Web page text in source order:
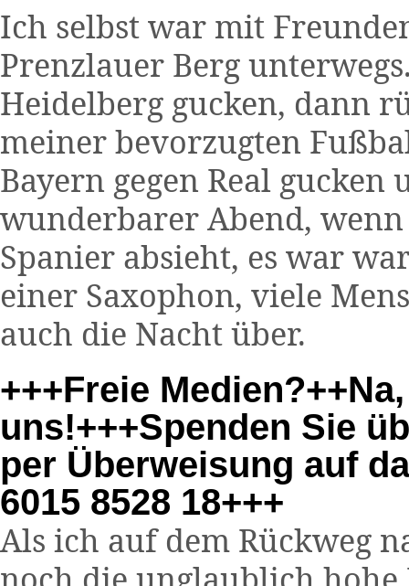
Ich selbst war mit
Prenzlauer Berg
Heidelberg gucken, dann
meiner bevorzugten
Bayern gegen Real
wunderbarer Abend,
Spanier absieht, es war
einer Saxophon, viele
auch die Nacht über.
+++Freie
uns!+++Spenden Sie
per Überweisung auf
6015 8528 18+++
Als ich auf dem Rückweg